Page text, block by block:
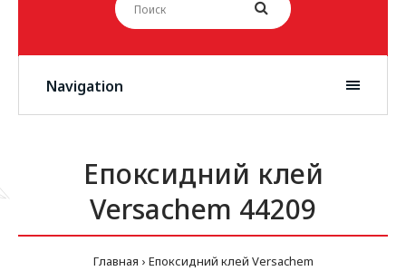
Navigation
Епоксидний клей
Versachem 44209
Главная Епоксидний клей Versachem